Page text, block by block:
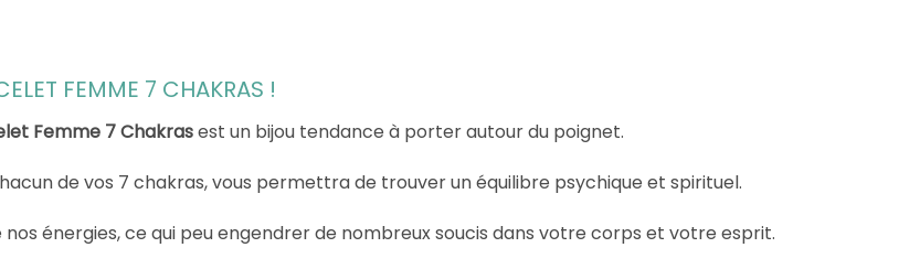
FEMME 7 CHAKRAS !
Femme 7 Chakrasest un bijou tendance à porter autour du poignet.
de vos 7 chakras, vous permettra de trouver un équilibre psychique et spirituel.
énergies, ce qui peu engendrer de nombreux soucis dans votre corps et votre esprit.